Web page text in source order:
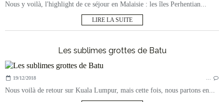
Nous y voilà, l'highlight de ce séjour en Malaisie : les îles Perhentian...
LIRE LA SUITE
Les sublimes grottes de Batu
19/12/2018 …
Nous voilà de retour sur Kuala Lumpur, mais cette fois, nous partons en...